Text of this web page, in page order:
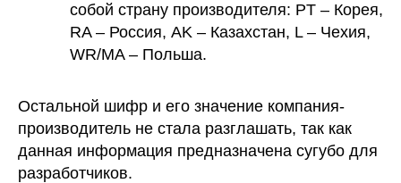
собой страну производителя: PT – Корея,
RA – Россия, AK – Казахстан, L – Чехия,
WR/MA – Польша.
Остальной шифр и его значение компания-
производитель не стала разглашать, так как
данная информация предназначена сугубо для
разработчиков.